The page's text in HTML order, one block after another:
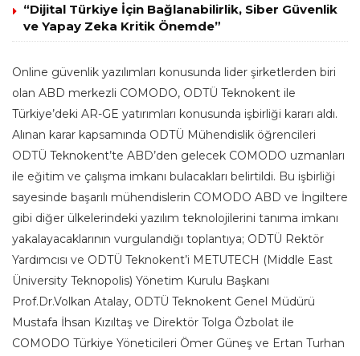
“Dijital Türkiye İçin Bağlanabilirlik, Siber Güvenlik
ve Yapay Zeka Kritik Önemde”
Online güvenlik yazılımları konusunda lider şirketlerden biri
olan ABD merkezli COMODO, ODTÜ Teknokent ile
Türkiye’deki AR-GE yatırımları konusunda işbirliği kararı aldı.
Alınan karar kapsamında ODTÜ Mühendislik öğrencileri
ODTÜ Teknokent’te ABD’den gelecek COMODO uzmanları
ile eğitim ve çalışma imkanı bulacakları belirtildi. Bu işbirliği
sayesinde başarılı mühendislerin COMODO ABD ve İngiltere
gibi diğer ülkelerindeki yazılım teknolojilerini tanıma imkanı
yakalayacaklarının vurgulandığı toplantıya; ODTÜ Rektör
Yardımcısı ve ODTÜ Teknokent’i METUTECH (Middle East
Üniversity Teknopolis) Yönetim Kurulu Başkanı
Prof.Dr.Volkan Atalay, ODTÜ Teknokent Genel Müdürü
Mustafa İhsan Kızıltaş ve Direktör Tolga Özbolat ile
COMODO Türkiye Yöneticileri Ömer Güneş ve Ertan Turhan